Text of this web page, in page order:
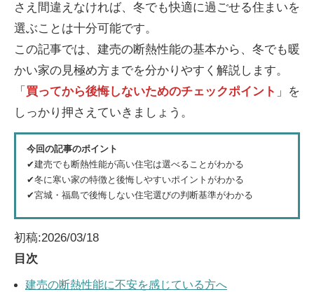
さえ間違えなければ、冬でも快適に過ごせる住まいを
選ぶことは十分可能です。
この記事では、建売の断熱性能の基本から、冬でも暖
かい家の見極め方までを分かりやすく解説します。
「 買ってから後悔しないためのチェックポイント 」を
しっかり押さえていきましょう。
今回の記事のポイント
✔︎建売でも断熱性能が高い住宅は選べることがわかる
✔︎冬に寒い家の特徴と後悔しやすいポイントがわかる
✔︎宮城・福島で後悔しない住宅選びの判断基準がわかる
初稿:2026/03/18
目次
建売の断熱性能に不安を感じている方へ